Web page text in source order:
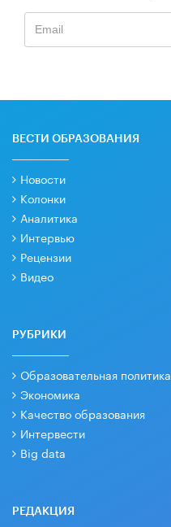
ВЕСТИ ОБРАЗОВАНИЯ
Новости
Колонки
Аналитика
Интервью
Рецензии
Видео
РУБРИКИ
Образовательная политика
Экономика
Качество образования
Интервести
Big data
РЕДАКЦИЯ